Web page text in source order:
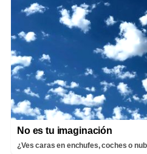
No es tu imaginación
¿Ves caras en enchufes, coches o